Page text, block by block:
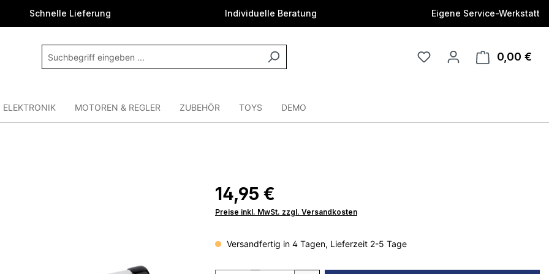
Schnelle Lieferung Individuelle Beratung Eigene Service-Werkstatt
0,00 €
ELEKTRONIK MOTOREN & REGLER ZUBEHÖR TOYS DEMO
14,95 €
Preise inkl. MwSt. zzgl. Versandkosten
Versandfertig in 4 Tagen, Lieferzeit 2-5 Tage